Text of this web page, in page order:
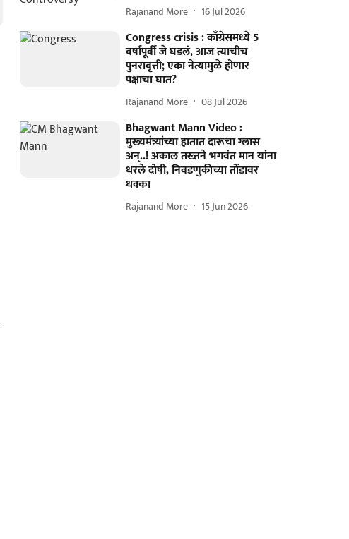
Rajanand More 16 Jul 2026
Congress crisis : काँग्रेसमध्ये 5
वर्षांपूर्वी जे घडलं, आज त्याचीच
पुनरावृत्ती; एका नेत्यामुळे होणार
पक्षाचा घात?
Rajanand More 08 Jul 2026
Bhagwant Mann Video :
मुख्यमंत्र्यांच्या हातात दारूचा ग्लास
अन्..! अकाल तख्तने भगवंत मान यांना
धरले दोषी, निवडणुकीच्या तोंडावर
धक्का
Rajanand More 15 Jun 2026